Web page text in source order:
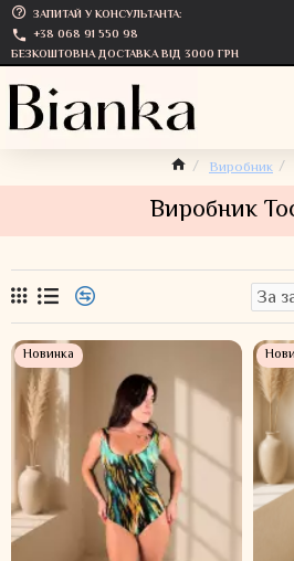
ЗАПИТАЙ У КОНСУЛЬТАНТА:
+38 068 91 550 98
БЕЗКОШТОВНА ДОСТАВКА ВІД 3000 ГРН
Виробник
Виробник
Новинка